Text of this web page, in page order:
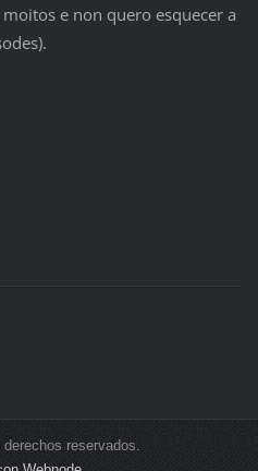
e non quero esquecer a
reservados.